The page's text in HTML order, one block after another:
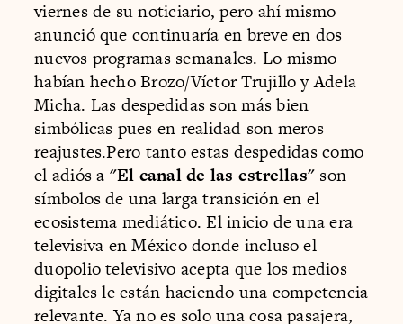
viernes de su noticiario, pero ahí mismo
anunció que continuaría en breve en dos
nuevos programas semanales. Lo mismo
habían hecho Brozo/Víctor Trujillo y Adela
Micha. Las despedidas son más bien
simbólicas pues en realidad son meros
reajustes.Pero tanto estas despedidas como
el adiós a "El canal de las estrellas" son
símbolos de una larga transición en el
ecosistema mediático. El inicio de una era
televisiva en México donde incluso el
duopolio televisivo acepta que los medios
digitales le están haciendo una competencia
relevante. Ya no es solo una cosa pasajera,